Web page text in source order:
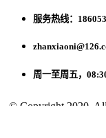
服务热线：
周一至周五，
© Copyright 2020.